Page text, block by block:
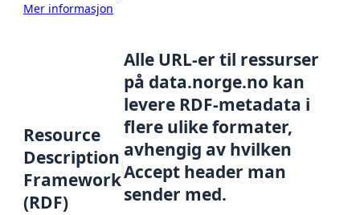
Mer informasjon
Resource
Description
Framework
(RDF)
Alle URL-er til ressurser
på data.norge.no kan
levere RDF-metadata i
flere ulike formater,
avhengig av hvilken
Accept header man
sender med.